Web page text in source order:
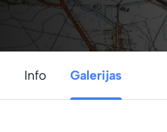
Info Galerijas